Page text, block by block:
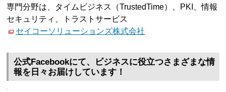
専門分野は、タイムビジネス（TrustedTime）、PKI、情報
セキュリティ、トラストサービス
セイコーソリューションズ株式会社
公式Facebookにて、ビジネスに役立つさまざまな情
報を日々お届けしています！